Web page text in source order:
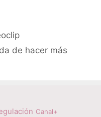
de hacer más
Canal+